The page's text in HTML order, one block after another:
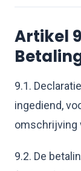
Artikel
9.1.
ingediend,
omschrijving
9.2. De